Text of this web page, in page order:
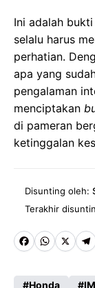
Ini adalah
selalu harus
perhatian.
apa yang
pengalaman
menciptakan
di pameran
ketinggalan
Disunting oleh:
Terakhir
Fa W
X
Te
Honda